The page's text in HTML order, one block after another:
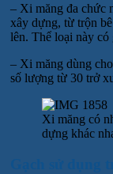
– Xi măng đa chức
xây dựng, từ trộn
lên. Thể loại này có
– Xi măng dùng
số lượng từ 30 trở
Xi măng có
dựng khác